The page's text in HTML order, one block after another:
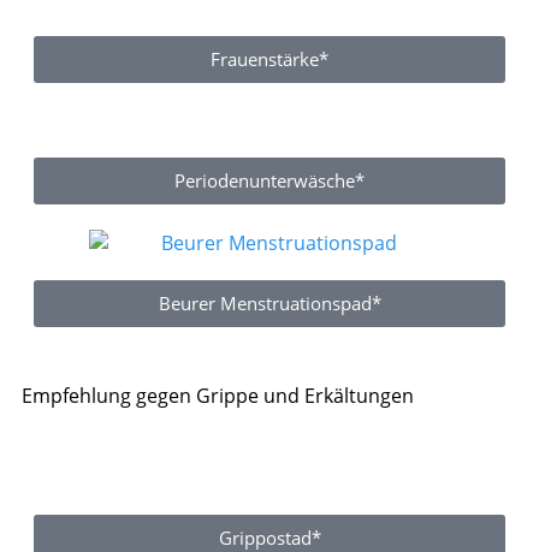
Frauenstärke*
Periodenunterwäsche*
Beurer Menstruationspad*
Empfehlung gegen Grippe und Erkältungen
Grippostad*